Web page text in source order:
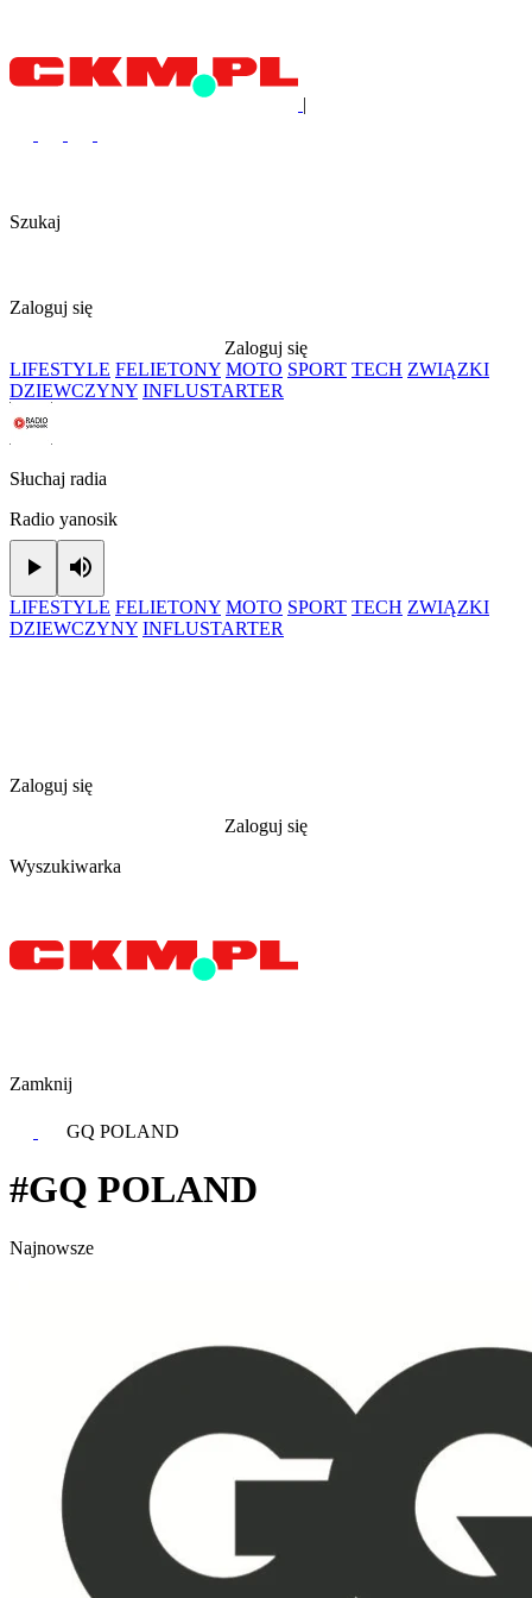
|
Szukaj
Zaloguj się
Zaloguj się
LIFESTYLE FELIETONY MOTO SPORT TECH ZWIĄZKI
DZIEWCZYNY INFLUSTARTER
Słuchaj radia
Radio yanosik
Play
LIFESTYLE FELIETONY MOTO SPORT TECH ZWIĄZKI
DZIEWCZYNY INFLUSTARTER
Zaloguj się
Zaloguj się
Wyszukiwarka
Zamknij
GQ POLAND
#GQ POLAND
Najnowsze